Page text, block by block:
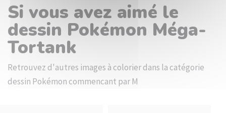
Si vous avez aimé le
dessin Pokémon Méga-
Tortank
Retrouvez d'autres images à colorier dans la catégorie
dessin Pokémon commencant par M